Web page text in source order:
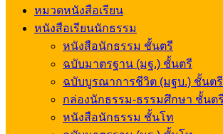
หมวดหนังสือเรียน
หนังสือเรียนนักธรรม
หนังสือนักธรรม ชั้นตรี
ฉบับมาตรฐาน (มฐ.) ชั้นตรี
ฉบับบูรณาการชีวิต (มฐบ.) ชั้นตรี
กล่องนักธรรม-ธรรมศึกษา ชั้นตรี
หนังสือนักธรรม ชั้นโท